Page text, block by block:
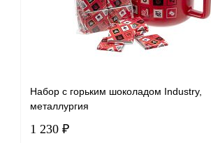
Набор c горьким шоколадом Industry,
металлургия
1 230 ₽